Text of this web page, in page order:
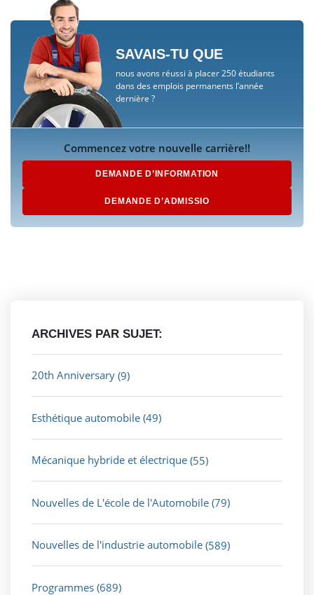
SAVAIS-TU QUE
nous avons réussi à placer 250 étudiants
dans des emplois permanents l’année
dernière ?
Commencez votre nouvelle carrière!!
DEMANDE D’INFORMATION
DEMANDE D’ADMISSIO
ARCHIVES PAR SUJET:
20th Anniversary (9)
Esthétique automobile (49)
Mécanique hybride et électrique (55)
Nouvelles de L'école de l'Automobile (79)
Nouvelles de l'industrie automobile (589)
Programmes (689)